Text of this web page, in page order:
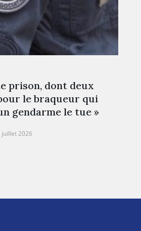
prison, dont deux
le braqueur qui
gendarme le tue »
juillet 2026